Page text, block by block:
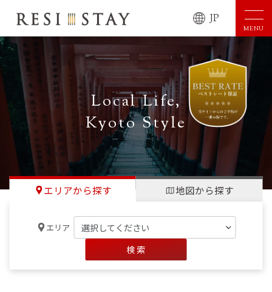
JP
MENU
Local Life,
Kyoto Style
エリアから探す 地図から探す
エリア
検 索